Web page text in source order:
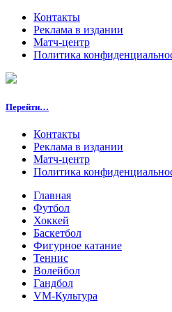
Контакты
Реклама в издании
Матч-центр
Политика
Перейти…
Контакты
Реклама в издании
Матч-центр
Политика
Главная
Футбол
Хоккей
Баскетбол
Фигурное катание
Теннис
Волейбол
Гандбол
VM-Культура